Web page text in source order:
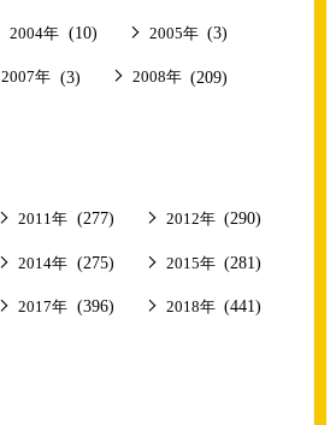
2004年 (10) 2005年 (3)
2007年 (3) 2008年 (209)
2011年 (277) 2012年 (290)
2014年 (275) 2015年 (281)
2017年 (396) 2018年 (441)